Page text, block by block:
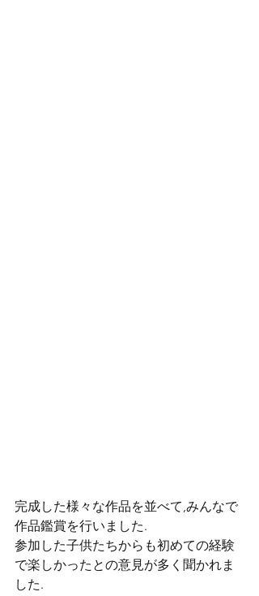
完成した様々な作品を並べて,みんなで
作品鑑賞を行いました.
参加した子供たちからも初めての経験
で楽しかったとの意見が多く聞かれま
した.